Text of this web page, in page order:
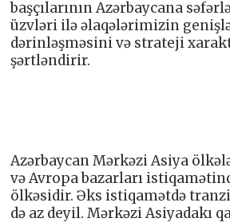
başçılarının Azərbaycana
üzvləri ilə əlaqələrimizin
dərinləşməsini və strateji
şərtləndirir.
Azərbaycan Mərkəzi Asiya
və Avropa bazarları
ölkəsidir. Əks istiqamətdə
də az deyil. Mərkəzi Asiyadakı